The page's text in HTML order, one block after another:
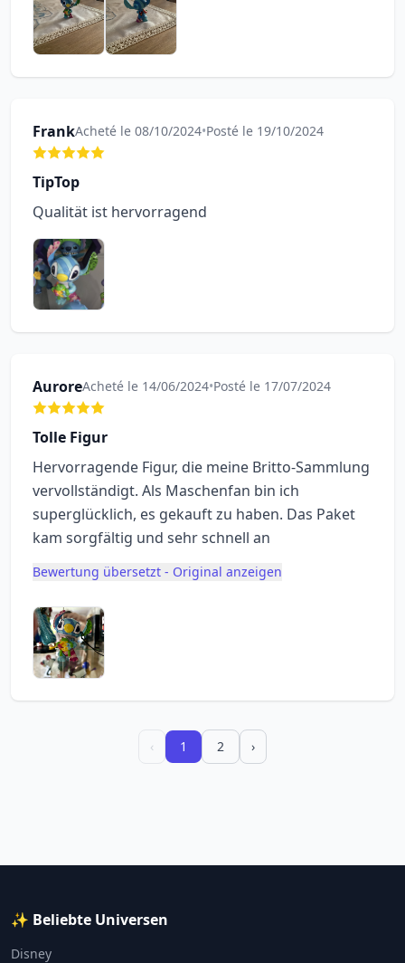
FrankAcheté le 08/10/2024•Posté le 19/10/2024
TipTop
Qualität ist hervorragend
AuroreAcheté le 14/06/2024•Posté le 17/07/2024
Tolle Figur
Hervorragende Figur, die meine Britto-Sammlung
vervollständigt. Als Maschenfan bin ich
superglücklich, es gekauft zu haben. Das Paket
kam sorgfältig und sehr schnell an
Bewertung übersetzt - Original anzeigen
‹ 1 2 ›
✨ Beliebte Universen
Disney